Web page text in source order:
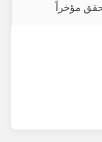
مؤخراً